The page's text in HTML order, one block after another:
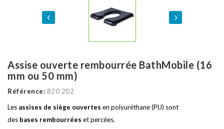
Assise ouverte rembourrée BathMobile (16
mm ou 50 mm)
Référence: 820 202
Les assises de siège ouvertes en polyuréthane (PU) sont
des bases rembourrées et percées.